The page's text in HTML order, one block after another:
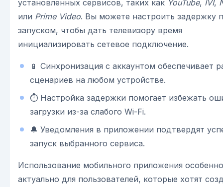
установленных сервисов, таких как YouTube, IVI,
или Prime Video. Вы можете настроить задержку
запуском, чтобы дать телевизору время
инициализировать сетевое подключение.
📱 Синхронизация с аккаунтом обеспечивает
сценариев на любом устройстве.
⏱️ Настройка задержки помогает избежать
загрузки из-за слабого Wi-Fi.
🔔 Уведомления в приложении подтвердят
запуск выбранного сервиса.
Использование мобильного приложения особенно
актуально для пользователей, которые хотят